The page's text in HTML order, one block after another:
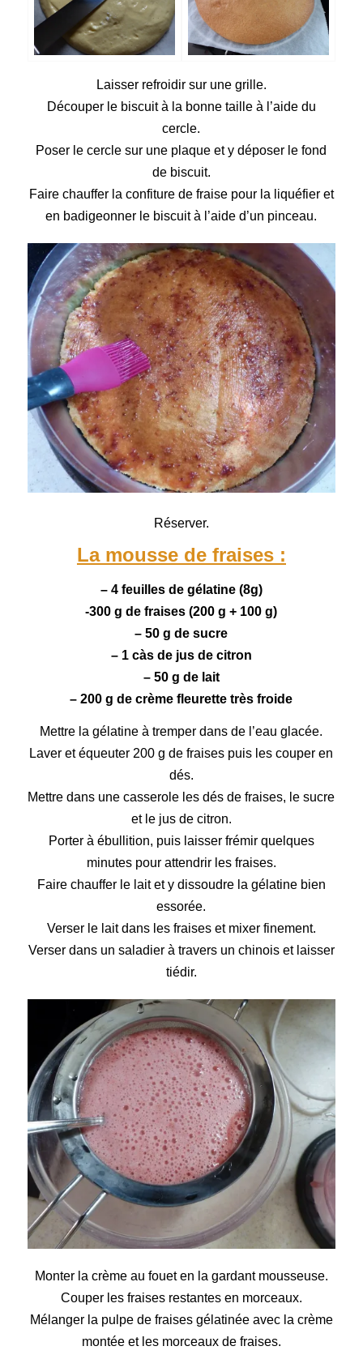
Laisser refroidir sur une grille.
Découper le biscuit à la bonne taille à l’aide du
cercle.
Poser le cercle sur une plaque et y déposer le fond
de biscuit.
Faire chauffer la confiture de fraise pour la liquéfier et
en badigeonner le biscuit à l’aide d’un pinceau.
Réserver.
La mousse de fraises :
– 4 feuilles de gélatine (8g)
-300 g de fraises (200 g + 100 g)
– 50 g de sucre
– 1 càs de jus de citron
– 50 g de lait
– 200 g de crème fleurette très froide
Mettre la gélatine à tremper dans de l’eau glacée.
Laver et équeuter 200 g de fraises puis les couper en
dés.
Mettre dans une casserole les dés de fraises, le sucre
et le jus de citron.
Porter à ébullition, puis laisser frémir quelques
minutes pour attendrir les fraises.
Faire chauffer le lait et y dissoudre la gélatine bien
essorée.
Verser le lait dans les fraises et mixer finement.
Verser dans un saladier à travers un chinois et laisser
tiédir.
Monter la crème au fouet en la gardant mousseuse.
Couper les fraises restantes en morceaux.
Mélanger la pulpe de fraises gélatinée avec la crème
montée et les morceaux de fraises.